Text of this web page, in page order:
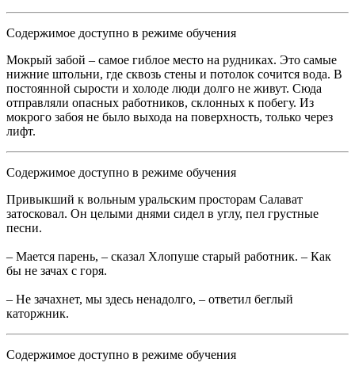
Содержимое доступно в режиме обучения
Мокрый забой – самое гиблое место на рудниках. Это самые
нижние штольни, где сквозь стены и потолок сочится вода. В
постоянной сырости и холоде люди долго не живут. Сюда
отправляли опасных работников, склонных к побегу. Из
мокрого забоя не было выхода на поверхность, только через
лифт.
Содержимое доступно в режиме обучения
Привыкший к вольным уральским просторам Салават
затосковал. Он целыми днями сидел в углу, пел грустные
песни.
– Мается парень, – сказал Хлопуше старый работник. – Как
бы не зачах с горя.
– Не зачахнет, мы здесь ненадолго, – ответил беглый
каторжник.
Содержимое доступно в режиме обучения